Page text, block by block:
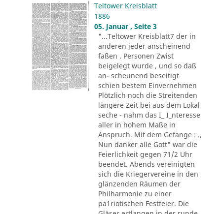
Teltower Kreisblatt
1886
05. Januar , Seite 3
"...Teltower Kreisblatt7 der in
anderen jeder anscheinend
faßen . Personen Zwist
beigelegt wurde , und so daß
an- scheunend beseitigt
schien bestem Einvernehmen
Plötzlich noch die Streitenden
längere Zeit bei aus dem Lokal
seche - nahm das I_ I_nteresse
aller in hohem Maße in
Anspruch. Mit dem Gefange : .,
Nun danker alle Gott" war die
Feierlichkeit gegen 71/2 Uhr
beendet. Abends vereinigten
sich die Kriegervereine in den
glänzenden Räumen der
Philharmonie zu einer
pa1riotischen Festfeier. Die